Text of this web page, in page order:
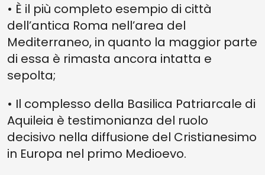
• È il più completo esempio di città
dell’antica Roma nell’area del
Mediterraneo, in quanto la maggior parte
di essa è rimasta ancora intatta e
sepolta;
• Il complesso della Basilica Patriarcale di
Aquileia è testimonianza del ruolo
decisivo nella diffusione del Cristianesimo
in Europa nel primo Medioevo.